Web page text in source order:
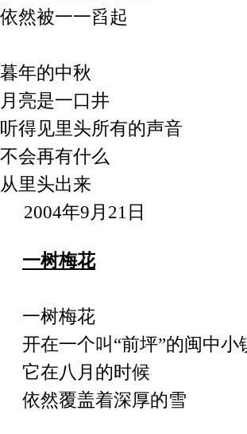
依然被一一舀起
暮年的中秋
月亮是一口井
听得见里头所有的声音
不会再有什么
从里头出来
2004年9月21日
一树梅花
一树梅花
开在一个叫 “前坪”的闽中小
它在八月的时候
依然覆盖着深厚的雪